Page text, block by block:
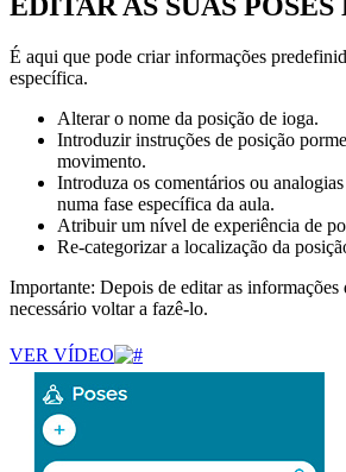
É aqui que pode criar informações
específica.
Alterar o nome da posição de ioga.
Introduzir instruções de posição
movimento.
Introduza os comentários ou
numa fase específica da aula.
Atribuir um nível de experiência de
Re-categorizar a localização da
Importante: Depois de editar as informações
necessário voltar a fazê-lo.
VER VÍDEO